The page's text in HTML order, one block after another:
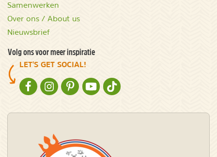
Samenwerken
Over ons / About us
Nieuwsbrief
Volg ons voor meer inspiratie
LET'S GET SOCIAL!
NATURESCANNER OP FACEBOOK
NATURESCANNER OP INSTAGRAM
NATURESCANNER OP PINTEREST
NATURESCANNER OP YOUTUBE
NATURESCANNER OP TIKTOK